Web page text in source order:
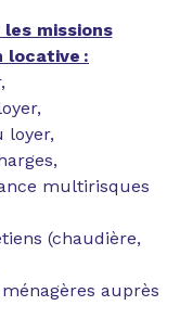
les missions
locative :
loyer,
multirisques
(chaudière,
auprès